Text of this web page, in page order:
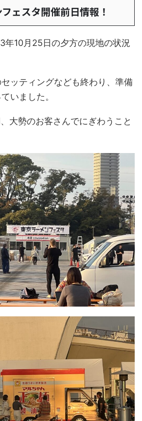
ェスタ開催前日情報！
年10月25日の夕方の現地の状況
ッティングなども終わり、準備
いました。
大勢のお客さんでにぎわうこと